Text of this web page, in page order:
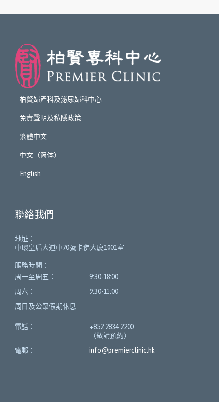
柏賢婦產科及泌尿婦科中心
免責聲明及私隱政策
繁體中文
中文（简体）
English
聯絡我們
地址：
中環皇后大道中70號卡佛大廈1001室
服務時間：
周一至周五：
9:30-18:00
周六：
9:30-13:00
周日及公眾假期休息
電話：
+852 2834 2200
（敬請預約）
電郵：
info@premierclinic.hk